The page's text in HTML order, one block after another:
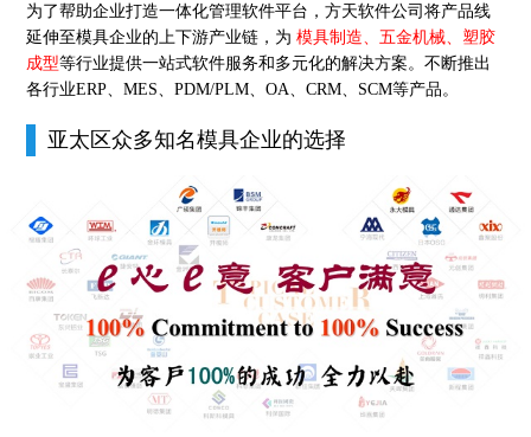
为了帮助企业打造一体化管理软件平台，方天软件公司将产品线
延伸至模具企业的上下游产业链，为模具制造、五金机械、塑胶
成型等行业提供一站式软件服务和多元化的解决方案。不断推出
各行业ERP、MES、PDM/PLM、OA、CRM、SCM等产品。
亚太区众多知名模具企业的选择